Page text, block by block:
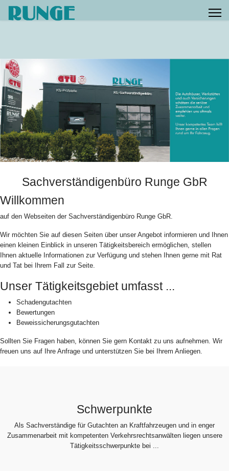
Sachverständigenbüro Runge GbR
Willkommen
auf den Webseiten der Sachverständigenbüro Runge GbR.
Wir möchten Sie auf diesen Seiten über unser Angebot informieren und Ihnen
einen kleinen Einblick in unseren Tätigkeitsbereich ermöglichen, stellen
Ihnen aktuelle Informationen zur Verfügung und stehen Ihnen gerne mit Rat
und Tat bei Ihrem Fall zur Seite.
Unser Tätigkeitsgebiet umfasst ...
Schadengutachten
Bewertungen
Beweissicherungsgutachten
Sollten Sie Fragen haben, können Sie gern Kontakt zu uns aufnehmen. Wir
freuen uns auf Ihre Anfrage und unterstützen Sie bei Ihrem Anliegen.
Schwerpunkte
Als Sachverständige für Gutachten an Kraftfahrzeugen und in enger
Zusammenarbeit mit kompetenten Verkehrsrechtsanwälten liegen unsere
Tätigkeitsschwerpunkte bei ...